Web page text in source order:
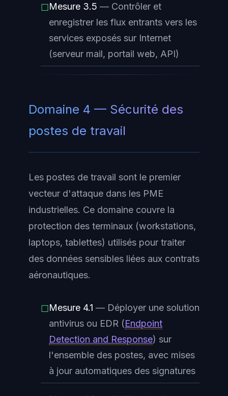
☐Mesure 3.5 — Contrôler et
enregistrer les flux entrants vers les
services exposés sur Internet
(serveur mail, portail web, API)
Domaine 4 — Sécurité des
postes de travail
Les postes de travail sont le premier
vecteur d'attaque dans les PME
industrielles. Ce domaine couvre la
protection des terminaux (workstations,
laptops, tablettes) utilisés pour traiter
des données sensibles liées aux contrats
aéronautiques.
☐Mesure 4.1 — Déployer une solution
antivirus ou EDR (Endpoint
Detection and Response) sur
l'ensemble des postes, avec mises
à jour automatiques des signatures